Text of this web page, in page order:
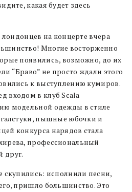
какая будет здесь
на концерте вчера
Многие восторженно
появились, возможно, до их
“Браво” не просто ждали этого
к выступлению кумиров.
входом в клуб Scala
модельной одежды в стиле
пышные юбочки и
конкурса нарядов стала
профессиональный
друг.
скупились: исполнили песни,
пришло большинство. Это